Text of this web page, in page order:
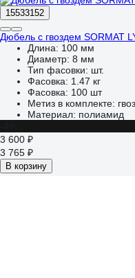
15533152
Дюбель с гвоздем SORMAT
Длина: 100 мм
Диаметр: 8 мм
Тип фасовки: шт.
Фасовка: 1.47 кг
Фасовка: 100 шт
Метиз в комплекте:
Материал: полиамид
3 600 ₽
3 765 ₽
В корзину